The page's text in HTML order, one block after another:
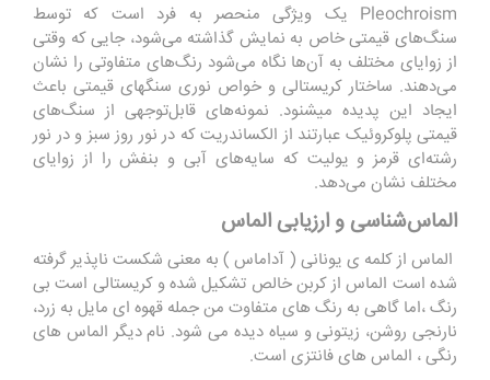
Pleochroism یک ویژگی منحصر به فرد است که توسط
سنگ‌های قیمتی خاص به نمایش گذاشته می‌شود، جایی که وقتی
از زوایای مختلف به آن‌ها نگاه می‌شود رنگ‌های متفاوتی را نشان
می‌دهند. ساختار کریستالی و خواص نوری سنگهای قیمتی باعث
ایجاد این پدیده میشنود. نمونه‌های قابل‌توجهی از سنگ‌های
قیمتی پلوکروئیک عبارتند از الکساندریت که در نور روز سبز و در نور
رشته‌ای قرمز و یولیت که سایه‌های آبی و بنفش را از زوایای
مختلف نشان می‌دهد.
الماس‌شناسی و ارزیابی الماس
الماس از کلمه ی یونانی ( آداماس ) به معنی شکست ناپذیر گرفته
شده است الماس از کربن خالص تشکیل شده و کریستالی است بی
رنگ ،اما گاهی به رنگ های متفاوت من جمله قهوه ای مایل به زرد،
نارنجی روشن، زیتونی و سیاه دیده می شود. نام دیگر الماس های
رنگی ، الماس های فانتزی است.